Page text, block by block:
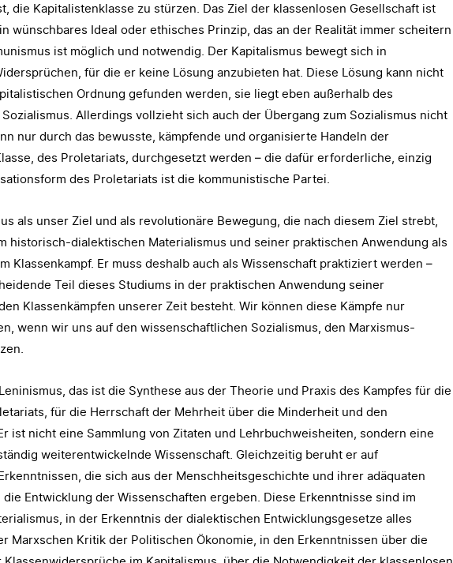
die Kapitalistenklasse zu stürzen. Das Ziel der klassenlosen Gesellschaft ist
wünschbares Ideal oder ethisches Prinzip, das an der Realität immer scheitern
ist möglich und notwendig. Der Kapitalismus bewegt sich in
für die er keine Lösung anzubieten hat. Diese Lösung kann nicht
Ordnung gefunden werden, sie liegt eben außerhalb des
Allerdings vollzieht sich auch der Übergang zum Sozialismus nicht
nur durch das bewusste, kämpfende und organisierte Handeln der
des Proletariats, durchgesetzt werden – die dafür erforderliche, einzig
des Proletariats ist die kommunistische Partei.
als unser Ziel und als revolutionäre Bewegung, die nach diesem Ziel strebt,
historisch-dialektischen Materialismus und seiner praktischen Anwendung als
Klassenkampf. Er muss deshalb auch als Wissenschaft praktiziert werden –
Teil dieses Studiums in der praktischen Anwendung seiner
Klassenkämpfen unserer Zeit besteht. Wir können diese Kämpfe nur
wenn wir uns auf den wissenschaftlichen Sozialismus, den Marxismus-
das ist die Synthese aus der Theorie und Praxis des Kampfes für die
für die Herrschaft der Mehrheit über die Minderheit und den
ist nicht eine Sammlung von Zitaten und Lehrbuchweisheiten, sondern eine
weiterentwickelnde Wissenschaft. Gleichzeitig beruht er auf
die sich aus der Menschheitsgeschichte und ihrer adäquaten
Entwicklung der Wissenschaften ergeben. Diese Erkenntnisse sind im
in der Erkenntnis der dialektischen Entwicklungsgesetze alles
Marxschen Kritik der Politischen Ökonomie, in den Erkenntnissen über die